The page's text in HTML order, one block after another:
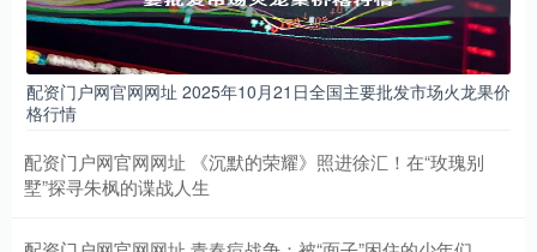
配资门户网官网网址 2025年10月21日全国主要批发市场火龙果价
格行情
配资门户网官网网址 《沉默的荣耀》照进徐汇！在“玫瑰别
墅”探寻朱枫的谍战人生